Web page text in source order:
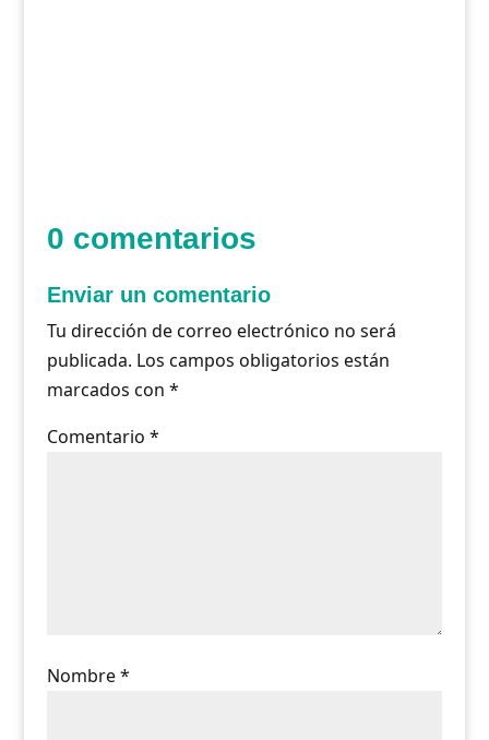
0 comentarios
Enviar un comentario
Tu dirección de correo electrónico no será
publicada. Los campos obligatorios están
marcados con *
Comentario *
Nombre*